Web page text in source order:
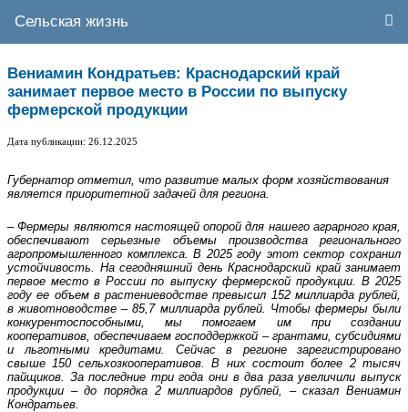
Сельская жизнь
Вениамин Кондратьев: Краснодарский край
занимает первое место в России по выпуску
фермерской продукции
Дата публикации: 26.12.2025
Губернатор отметил, что развитие малых форм хозяйствования
является приоритетной задачей для региона.
– Фермеры являются настоящей опорой для нашего аграрного края,
обеспечивают серьезные объемы производства регионального
агропромышленного комплекса. В 2025 году этот сектор сохранил
устойчивость. На сегодняшний день Краснодарский край занимает
первое место в России по выпуску фермерской продукции. В 2025
году ее объем в растениеводстве превысил 152 миллиарда рублей,
в животноводстве – 85,7 миллиарда рублей. Чтобы фермеры были
конкурентоспособными, мы помогаем им при создании
кооперативов, обеспечиваем господдержкой – грантами, субсидиями
и льготными кредитами. Сейчас в регионе зарегистрировано
свыше 150 сельхозкооперативов. В них состоит более 2 тысяч
пайщиков. За последние три года они в два раза увеличили выпуск
продукции – до порядка 2 миллиардов рублей, – сказал Вениамин
Кондратьев.